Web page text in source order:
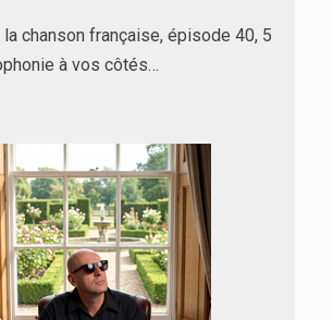
la chanson française, épisode 40, 5
à vos côtés…